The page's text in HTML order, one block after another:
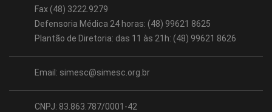
Fax (48) 3222.9279
Defensoria Médica 24 horas: (48) 99621 8625
Plantão de Diretoria: das 11 às 21h: (48) 99621 8626
Email: simesc@simesc.org.br
CNPJ: 83.863.787/0001-42